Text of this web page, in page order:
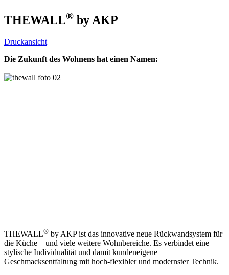
THEWALL® by AKP
Druckansicht
Die Zukunft des Wohnens hat einen Namen:
THEWALL® by AKP ist das innovative neue Rückwandsystem für
die Küche – und viele weitere Wohnbereiche. Es verbindet eine
stylische Individualität und damit kundeneigene
Geschmacksentfaltung mit hoch-flexibler und modernster Technik.